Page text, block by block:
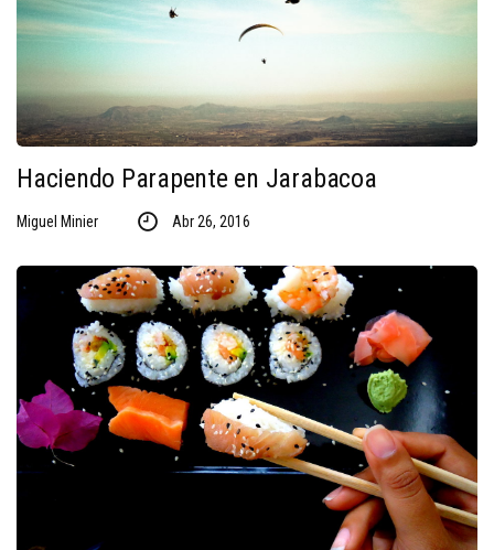
Haciendo Parapente en Jarabacoa
Miguel Minier Abr 26, 2016